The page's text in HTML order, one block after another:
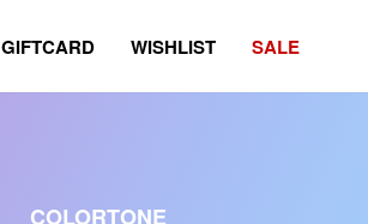
GIFTCARD WISHLIST SALE
COLORTONE